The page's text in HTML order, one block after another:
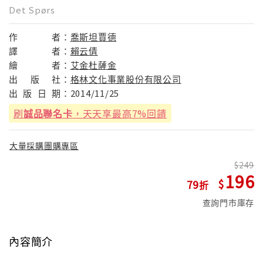
Det Spørs
作 者： 喬斯坦賈德
譯
者： 賴云倩
繪
者： 艾金杜薩金
出
版 社： 格林文化事業股份有限公司
出 版 日 期： 2014/11/25
刷誠品聯名卡 ，天天享最高7%回饋
大量採購團購專區
79
249
196
查詢門市庫存
內容簡介